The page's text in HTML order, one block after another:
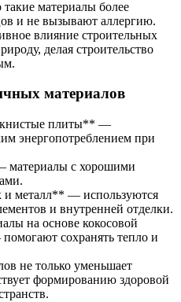
материалы более
и не вызывают аллергию.
влияние строительных
делая строительство
материалов
плиты** —
энергопотреблением при
с хорошими
металл** — используются
и внутренней отделки.
на основе кокосовой
сохранять тепло и
не только уменьшает
формированию здоровой